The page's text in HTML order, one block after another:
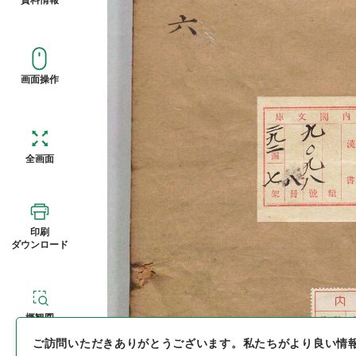
画面操作
全画面
印刷
ダウンロード
概観図
ご訪問いただきありがとうございます。 私たちがより良い情